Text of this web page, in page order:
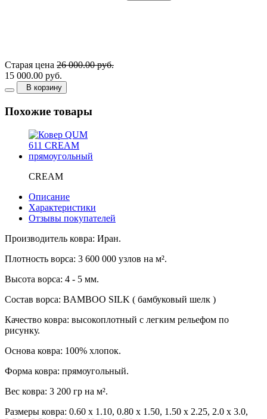
Старая цена 26 000.00 руб.
15 000.00 руб.
В корзину
Похожие товары
CREAM
Описание
Характеристики
Отзывы покупателей
Производитель ковра: Иран.
Плотность ворса: 3 600 000 узлов на м².
Высота ворса: 4 - 5 мм.
Состав ворса: BAMBOO SILK ( бамбуковый шелк )
Качество ковра: высокоплотный с легким рельефом по
рисунку.
Основа ковра: 100% хлопок.
Форма ковра: прямоугольный.
Вес ковра: 3 200 гр на м².
Размеры ковра: 0.60 х 1.10, 0.80 х 1.50, 1.50 х 2.25, 2.0 х 3.0,